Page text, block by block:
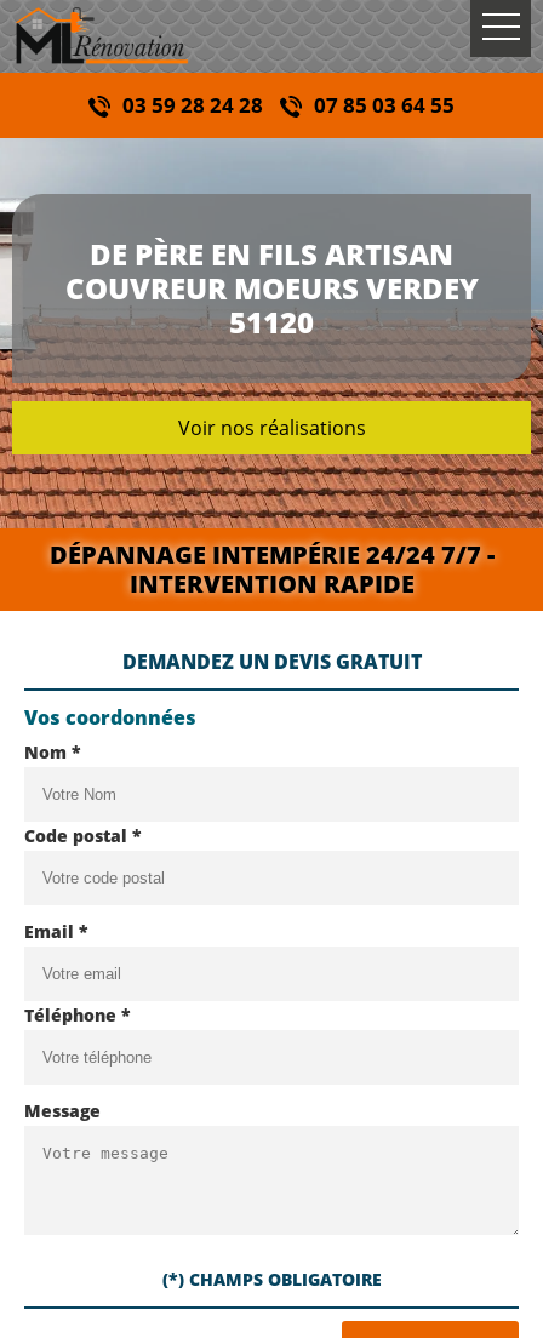
03 59 28 24 28 07 85 03 64 55
DE PÈRE EN FILS ARTISAN
COUVREUR MOEURS VERDEY
51120
Voir nos réalisations
DÉPANNAGE INTEMPÉRIE 24/24 7/7 -
INTERVENTION RAPIDE
DEMANDEZ UN DEVIS GRATUIT
Vos coordonnées
Nom *
Code postal *
Email *
Téléphone *
Message
(*) CHAMPS OBLIGATOIRE